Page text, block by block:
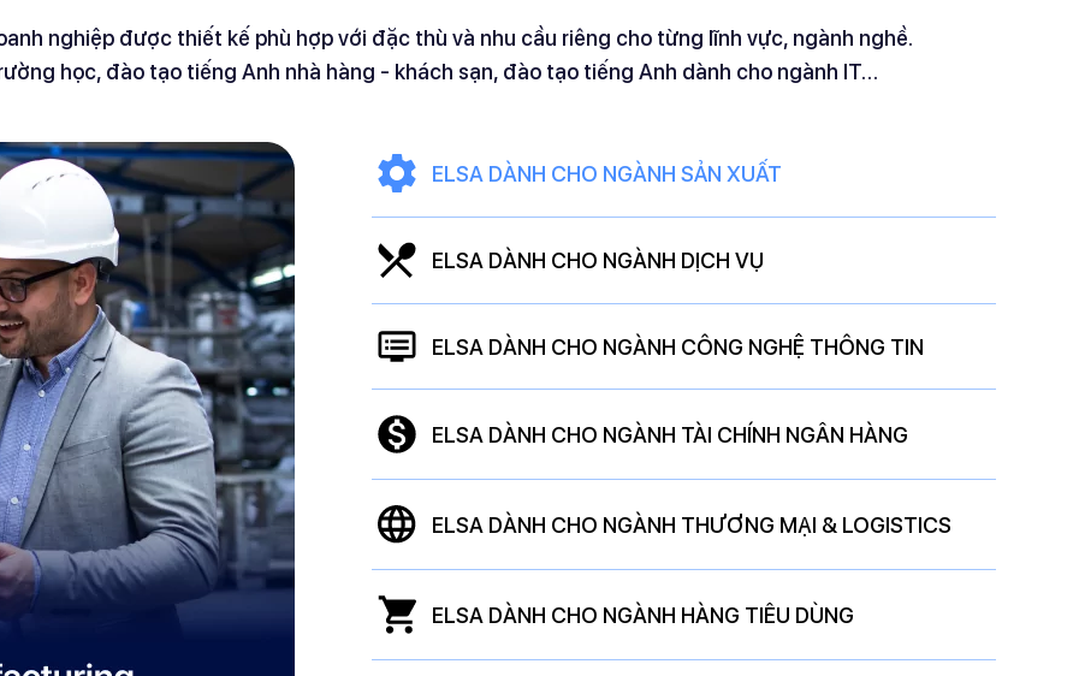
nghiệp được thiết kế phù hợp với đặc thù và nhu cầu riêng cho từng lĩnh vực, ngành nghề.
học, đào tạo tiếng Anh nhà hàng - khách sạn, đào tạo tiếng Anh dành cho ngành IT…
ELSA DÀNH CHO NGÀNH SẢN XUẤT
ELSA DÀNH CHO NGÀNH DỊCH VỤ
ELSA DÀNH CHO NGÀNH CÔNG NGHỆ THÔNG TIN
ELSA DÀNH CHO NGÀNH TÀI CHÍNH NGÂN HÀNG
ELSA DÀNH CHO NGÀNH THƯƠNG MẠI & LOGISTICS
ELSA DÀNH CHO NGÀNH HÀNG TIÊU DÙNG